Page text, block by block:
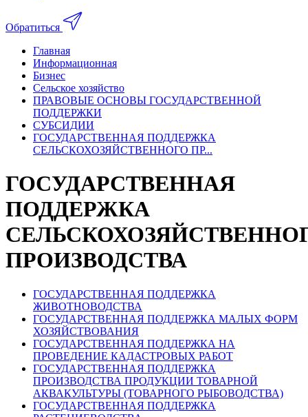
Обратиться
Главная
Информационная
Бизнес
Сельское хозяйство
ПРАВОВЫЕ ОСНОВЫ ГОСУДАРСТВЕННОЙ
ПОДДЕРЖКИ
СУБСИДИИ
ГОСУДАРСТВЕННАЯ ПОДДЕРЖКА
СЕЛЬСКОХОЗЯЙСТВЕННОГО ПР...
ГОСУДАРСТВЕННАЯ
ПОДДЕРЖКА
ПРОИЗВОДСТВА
ГОСУДАРСТВЕННАЯ ПОДДЕРЖКА
ЖИВОТНОВОДСТВА
ГОСУДАРСТВЕННАЯ ПОДДЕРЖКА МАЛЫХ ФОРМ
ХОЗЯЙСТВОВАНИЯ
ГОСУДАРСТВЕННАЯ ПОДДЕРЖКА НА
ПРОВЕДЕНИЕ КАДАСТРОВЫХ РАБОТ
ГОСУДАРСТВЕННАЯ ПОДДЕРЖКА
ПРОИЗВОДСТВА ПРОДУКЦИИ ТОВАРНОЙ
АКВАКУЛЬТУРЫ (ТОВАРНОГО РЫБОВОДСТВА)
ГОСУДАРСТВЕННАЯ ПОДДЕРЖКА